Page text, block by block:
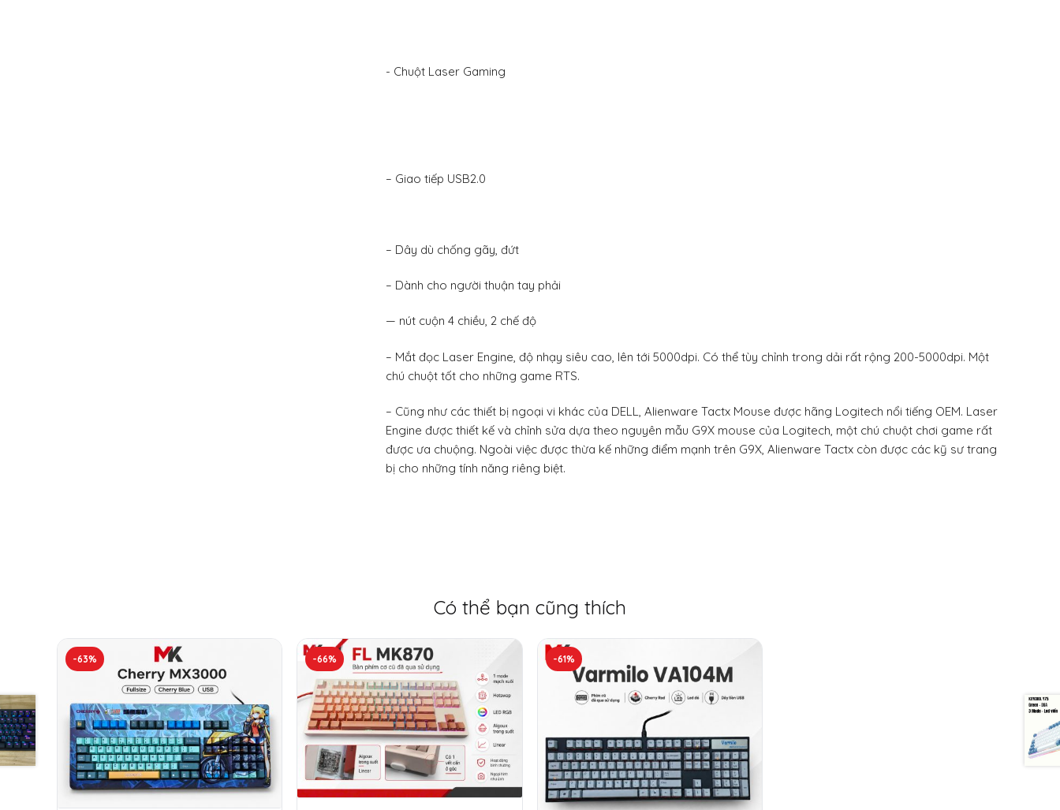
​- Chuột Laser Gaming
– Giao tiếp USB2.0
– Dây dù chống gãy, đứt
– Dành cho người thuận tay phải
— nút cuộn 4 chiều, 2 chế độ
– Mắt đọc Laser Engine, độ nhạy siêu cao, lên tới 5000dpi. Có thể tùy chỉnh trong dải rất rộng 200-5000dpi. Một
chú chuột tốt cho những game RTS.
– Cũng như các thiết bị ngoại vi khác của DELL, Alienware Tactx Mouse được hãng Logitech nổi tiếng OEM. Laser
Engine được thiết kế và chỉnh sửa dựa theo nguyên mẫu G9X mouse của Logitech, một chú chuột chơi game rất
được ưa chuộng. Ngoài việc được thừa kế những điểm mạnh trên G9X, Alienware Tactx còn được các kỹ sư trang
bị cho những tính năng riêng biệt.
Có thể bạn cũng thích
-63% -66% -61%